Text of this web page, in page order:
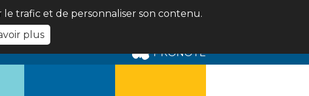
trafic et de personnaliser son contenu.
plus
PRONOTE